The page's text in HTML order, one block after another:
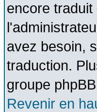
encore
avez besoin,
traduction.
groupe
Revenir en